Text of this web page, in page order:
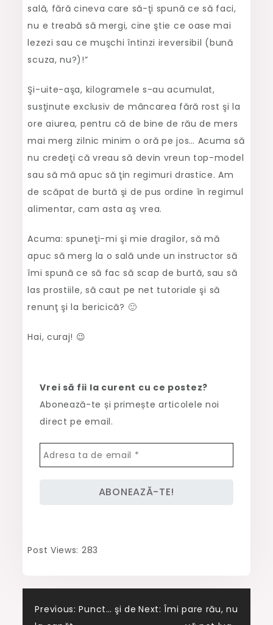
sală, fără cineva care să-ţi spună ce să faci,
nu e treabă să mergi, cine ştie ce oase mai
lezezi sau ce muşchi întinzi ireversibil (bună
scuza, nu?)!”
Şi-uite-aşa, kilogramele s-au acumulat,
susţinute exclusiv de mâncarea fără rost şi la
ore aiurea, pentru că de bine de rău de mers
mai merg zilnic minim o oră pe jos… Acuma să
nu credeţi că vreau să devin vreun top-model
sau să mă apuc să ţin regimuri drastice. Am
de scăpat de burtă şi de pus ordine în regimul
alimentar, cam asta aş vrea.
Acuma: spuneţi-mi şi mie dragilor, să mă
apuc să merg la o sală unde un instructor să
îmi spună ce să fac să scap de burtă, sau să
las prostiile, să caut pe net tutoriale şi să
renunţ şi la bericică? 🙂
Hai, curaj! 😉
Vrei să fii la curent cu ce postez?
Abonează-te și primește articolele noi
direct pe email.
Post Views: 283
Post
Previous: Punct… şi de Next: Îmi pare rău, nu